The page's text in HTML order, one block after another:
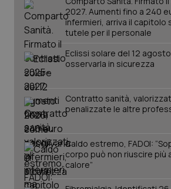
2027. Aumenti fino a 240
infermieri, arriva il capitolo
tutele per il personale
Eclissi solare del 12
osservarla in sicurezza
Contratto sanità,
penalizzate le altre
Caldo estremo, FADOI:
corpo può non riuscire più
calore”
_ga